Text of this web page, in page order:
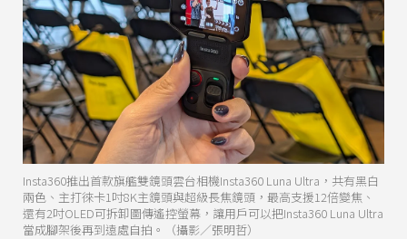
Insta360推出首款旗艦雙鏡頭雲台相機Insta360 Luna Ultra，共有黑白
兩色、主打徠卡1吋8K主鏡頭與超級長焦鏡頭，最高支援12倍變焦、
還有2吋OLED可拆卸圖傳遙控螢幕，讓用戶可以把Insta360 Luna Ultra
當成腳架後再到遠處自拍。（攝影／張明哲）